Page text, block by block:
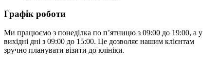
Графік роботи
Ми працюємо з понеділка по п’ятницю з 09:00 до 19:00, а у
вихідні дні з 09:00 до 15:00. Це дозволяє нашим клієнтам
зручно планувати візити до клініки.